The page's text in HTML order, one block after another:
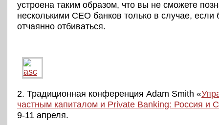
устроена таким образом, что вы не сможете
несколькими СЕО банков только в случае, если
отчаянно отбиваться.
2. Традиционная конференция Adam Smith «
частным капиталом и Private Banking: Россия и
9-11 апреля.